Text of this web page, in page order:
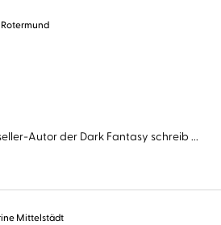
Autor der Dark Fantasy schreib ...
Mittelstädt